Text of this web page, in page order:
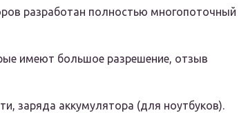
разработан полностью многопоточный
имеют большое разрешение, отзыв
заряда аккумулятора (для ноутбуков).